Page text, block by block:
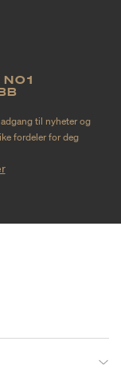
til nyheter og
fordeler for deg